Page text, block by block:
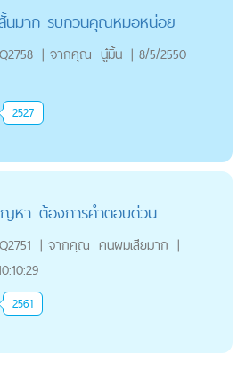
นมาก รบกวนคุณหมอหน่อย
Q2758 | จากคุณ นู๋มิ้น | 8/5/2550
2527
า...ต้องการคำตอบด่วน
Q2751 | จากคุณ คนผมเสียมาก |
2561